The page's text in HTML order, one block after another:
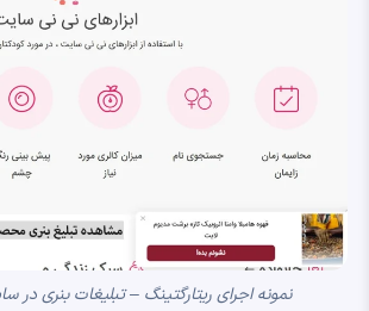
نمونه اجرای ریتارگتینگ – تبلیغات بنری در